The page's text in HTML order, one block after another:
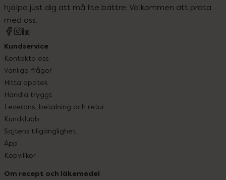
hjälpa just dig att må lite bättre. Välkommen att prata
med oss.
Kundservice
Kontakta oss
Vanliga frågor
Hitta apotek
Handla tryggt
Leverans, betalning och retur
Kundklubb
Sajtens tillgänglighet
App
Köpvillkor
Om recept och läkemedel